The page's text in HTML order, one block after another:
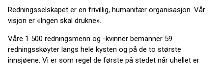
Redningsselskapet er en frivillig, humanitær organisasjon. Vår
visjon er «Ingen skal drukne».
Våre 1 500 redningsmenn og -kvinner bemanner 59
redningsskøyter langs hele kysten og på de to største
innsjøene. Vi er som regel de første på stedet når uhellet er